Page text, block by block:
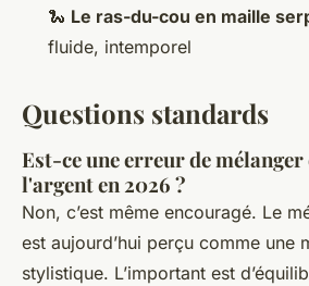
🐍 Le ras-du-cou en maille
fluide, intemporel
Questions standards
Est-ce une erreur de mélanger
l'argent en 2026 ?
Non, c’est même encouragé. Le
est aujourd’hui perçu comme une
stylistique. L’important est